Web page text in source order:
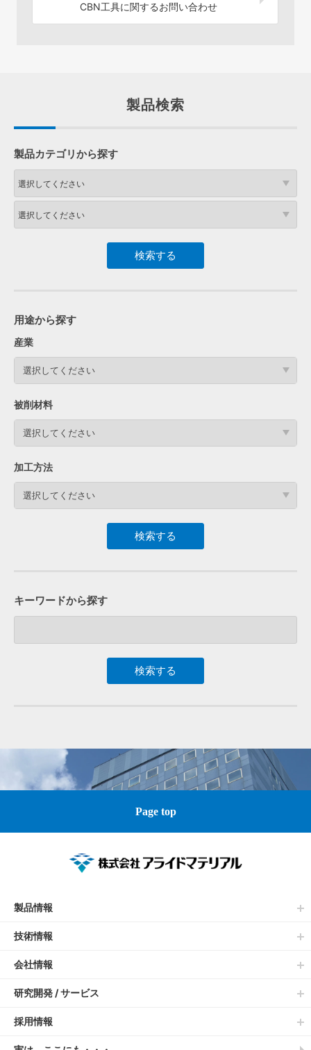
CBN工具に関するお問い合わせ
製品検索
製品カテゴリから探す
用途から探す
産業
選択してください
被削材料
選択してください
加工方法
選択してください
キーワードから探す
Page top
製品情報
技術情報
会社情報
研究開発 / サービス
採用情報